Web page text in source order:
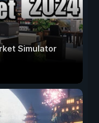
Simulator